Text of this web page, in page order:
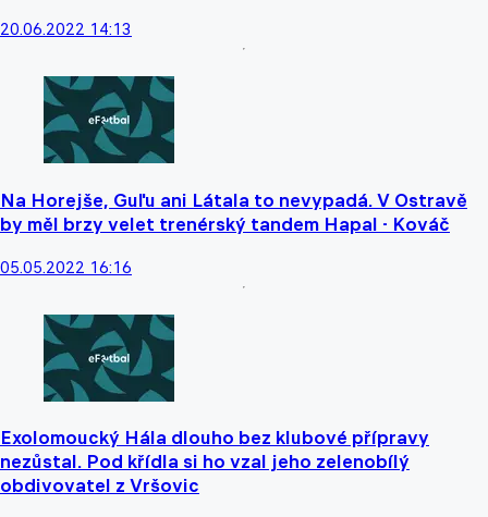
20.06.2022 14:13
Na Horejše, Guľu ani Látala to nevypadá. V Ostravě
by měl brzy velet trenérský tandem Hapal - Kováč
05.05.2022 16:16
Exolomoucký Hála dlouho bez klubové přípravy
nezůstal. Pod křídla si ho vzal jeho zelenobílý
obdivovatel z Vršovic